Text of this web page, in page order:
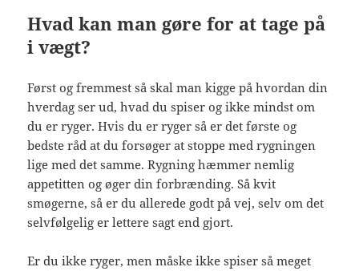
Hvad kan man gøre for at tage på
i vægt?
Først og fremmest så skal man kigge på hvordan din
hverdag ser ud, hvad du spiser og ikke mindst om
du er ryger. Hvis du er ryger så er det første og
bedste råd at du forsøger at stoppe med rygningen
lige med det samme. Rygning hæmmer nemlig
appetitten og øger din forbrænding. Så kvit
smøgerne, så er du allerede godt på vej, selv om det
selvfølgelig er lettere sagt end gjort.
Er du ikke ryger, men måske ikke spiser så meget